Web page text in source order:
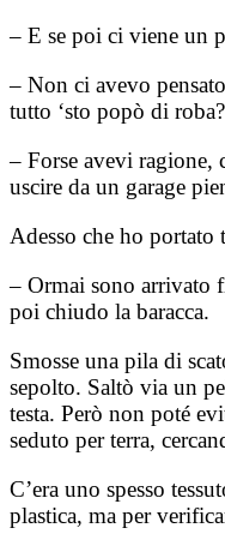
– E se poi ci viene un
– Non ci avevo
tutto ‘sto popò di roba?
– Forse avevi ragione,
uscire da un garage
Adesso che ho portato
– Ormai sono arrivato
poi chiudo la baracca.
Smosse una pila di
sepolto. Saltò via un
testa. Però non poté
seduto per terra,
C’era uno spesso
plastica, ma per